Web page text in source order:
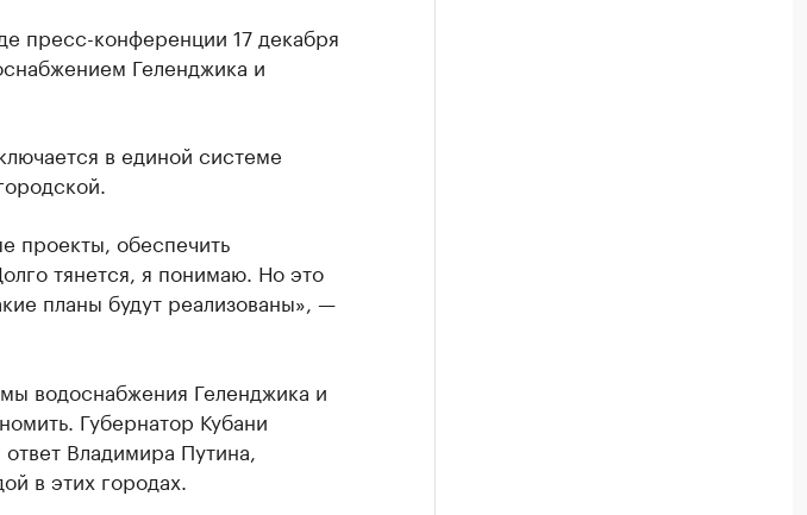
пресс-конференции 17 декабря
Геленджика и
в единой системе
проекты, обеспечить
тянется, я понимаю. Но это
планы будут реализованы», —
водоснабжения Геленджика и
Губернатор Кубани
Владимира Путина,
в этих городах.